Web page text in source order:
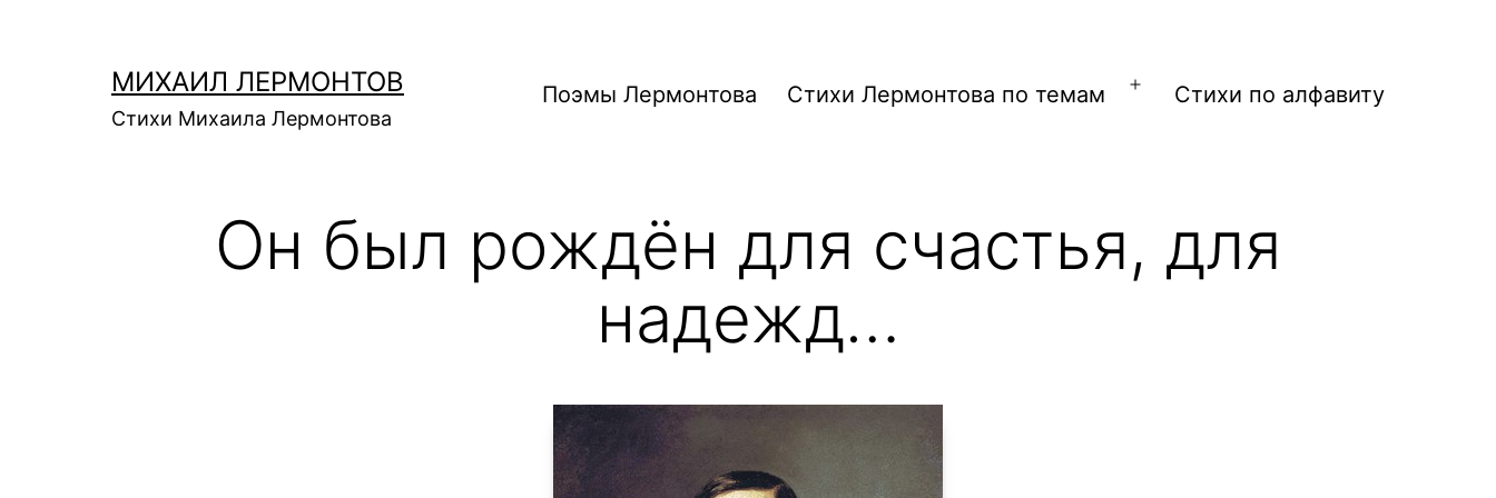
содержимомуМИХАИЛ ЛЕРМОНТОВ
Стихи Михаила Лермонтова
Поэмы Лермонтова Стихи Лермонтова по темам
ОткрытьСтихи по алфавиту
Он был рождён для счастья, для
надежд…